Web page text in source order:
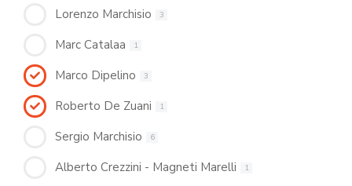
Lorenzo Marchisio 3
Marc Catalaa 1
Marco Dipelino 3
Roberto De Zuani 1
Sergio Marchisio 6
Alberto Crezzini - Magneti Marelli 1